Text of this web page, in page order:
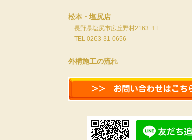
松本・塩尻店
長野県塩尻市広丘野村2163 １F
TEL 0263-31-0656
外構施工の流れ